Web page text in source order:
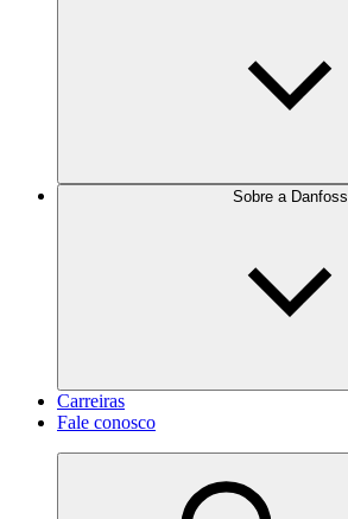
Sobre a Danfoss
Carreiras
Fale conosco